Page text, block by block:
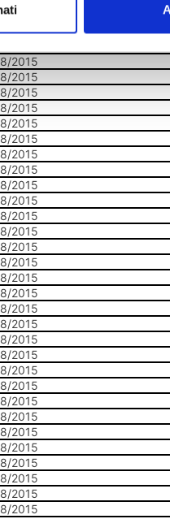
2015
2015
2015
2015
2015
2015
2015
2015
2015
2015
2015
2015
2015
2015
2015
2015
2015
2015
2015
2015
2015
2015
2015
2015
2015
2015
2015
2015
2015
2015
2015
2015